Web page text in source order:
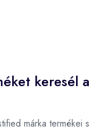
keresél
márka